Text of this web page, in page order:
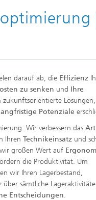
darauf ab, die Effizienz
zu senken und Ihre
zukunftsorientierte
langfristige Potenziale
Wir verbessern das
Ihren Technikeinsatz und
großen Wert auf
die Produktivität. Um
wir Ihren Lagerbestand,
über sämtliche
Entscheidungen.